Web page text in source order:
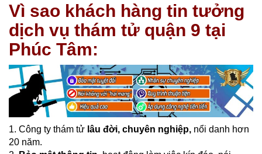
Vì sao khách hàng tin tưởng
dịch vụ thám tử quận 9 tại
Phúc Tâm:
1. Công ty thám tử lâu đời, chuyên nghiệp, nổi danh hơn
20 năm.